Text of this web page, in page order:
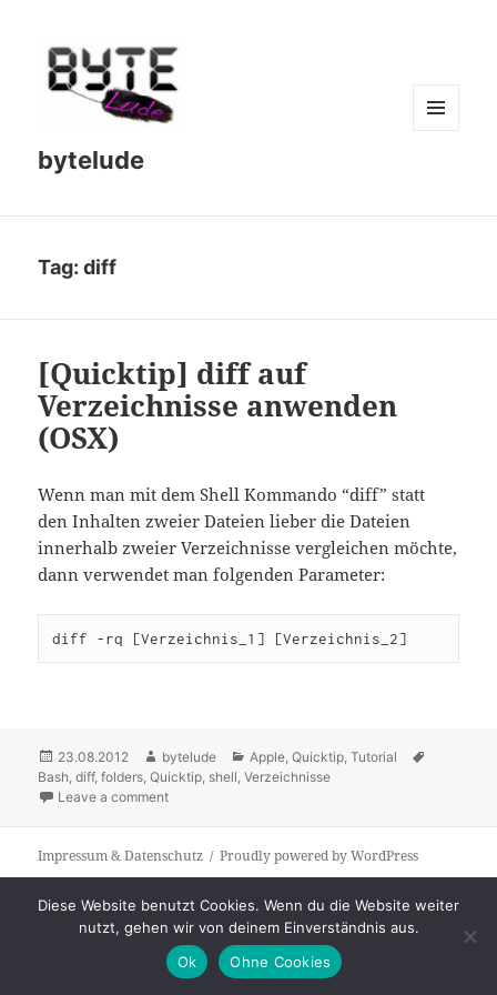
bytelude
Tag:diff
[Quicktip] diff auf
Verzeichnisse anwenden
(OSX)
Wenn man mit dem Shell Kommando “diff” statt
den Inhalten zweier Dateien lieber die Dateien
innerhalb zweier Verzeichnisse vergleichen möchte,
dann verwendet man folgenden Parameter:
diff -rq [Verzeichnis_1] [Verzeichnis_2]
Posted
on
23.08.2012 Author
bytelude Categories
Apple ,Quicktip ,Tutorial
Bash ,diff,folders ,Quicktip shell ,Verzeichnisse
Leave a comment
Impressum & Datenschutz Proudly powered by WordPress
Diese Website benutzt Cookies. Wenn du die Website weiter
nutzt, gehen wir von deinem Einverständnis aus.
Ok
Ohne Cookies